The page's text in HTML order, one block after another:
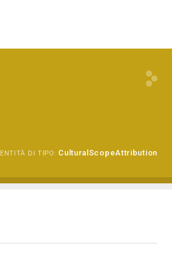
ENTITÀ DI TIPO: CulturalScopeAttribution